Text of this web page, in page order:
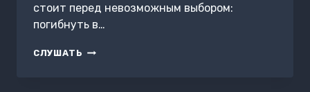
стоит перед невозможным выбором:
погибнуть в…
СЛУШАТЬ ТИТАН: